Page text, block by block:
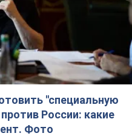
"специальную
России: какие
Фото